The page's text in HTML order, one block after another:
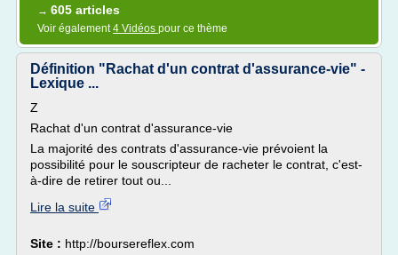
→ 605 articles
Voir également4 Vidéos pour ce thème
Définition "Rachat d'un contrat d'assurance-vie" -
Lexique ...
Z
Rachat d'un contrat d'assurance-vie
La majorité des contrats d'assurance-vie prévoient la
possibilité pour le souscripteur de racheter le contrat, c'est-
à-dire de retirer tout ou...
Lire la suite
Site : http://boursereflex.com